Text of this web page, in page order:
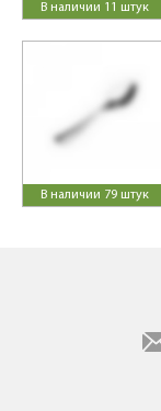
В наличии 11 штук
В наличии 79 штук